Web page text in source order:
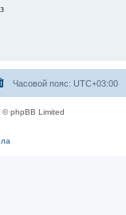
Часовой пояс: UTC+03:00
© phpBB Limited